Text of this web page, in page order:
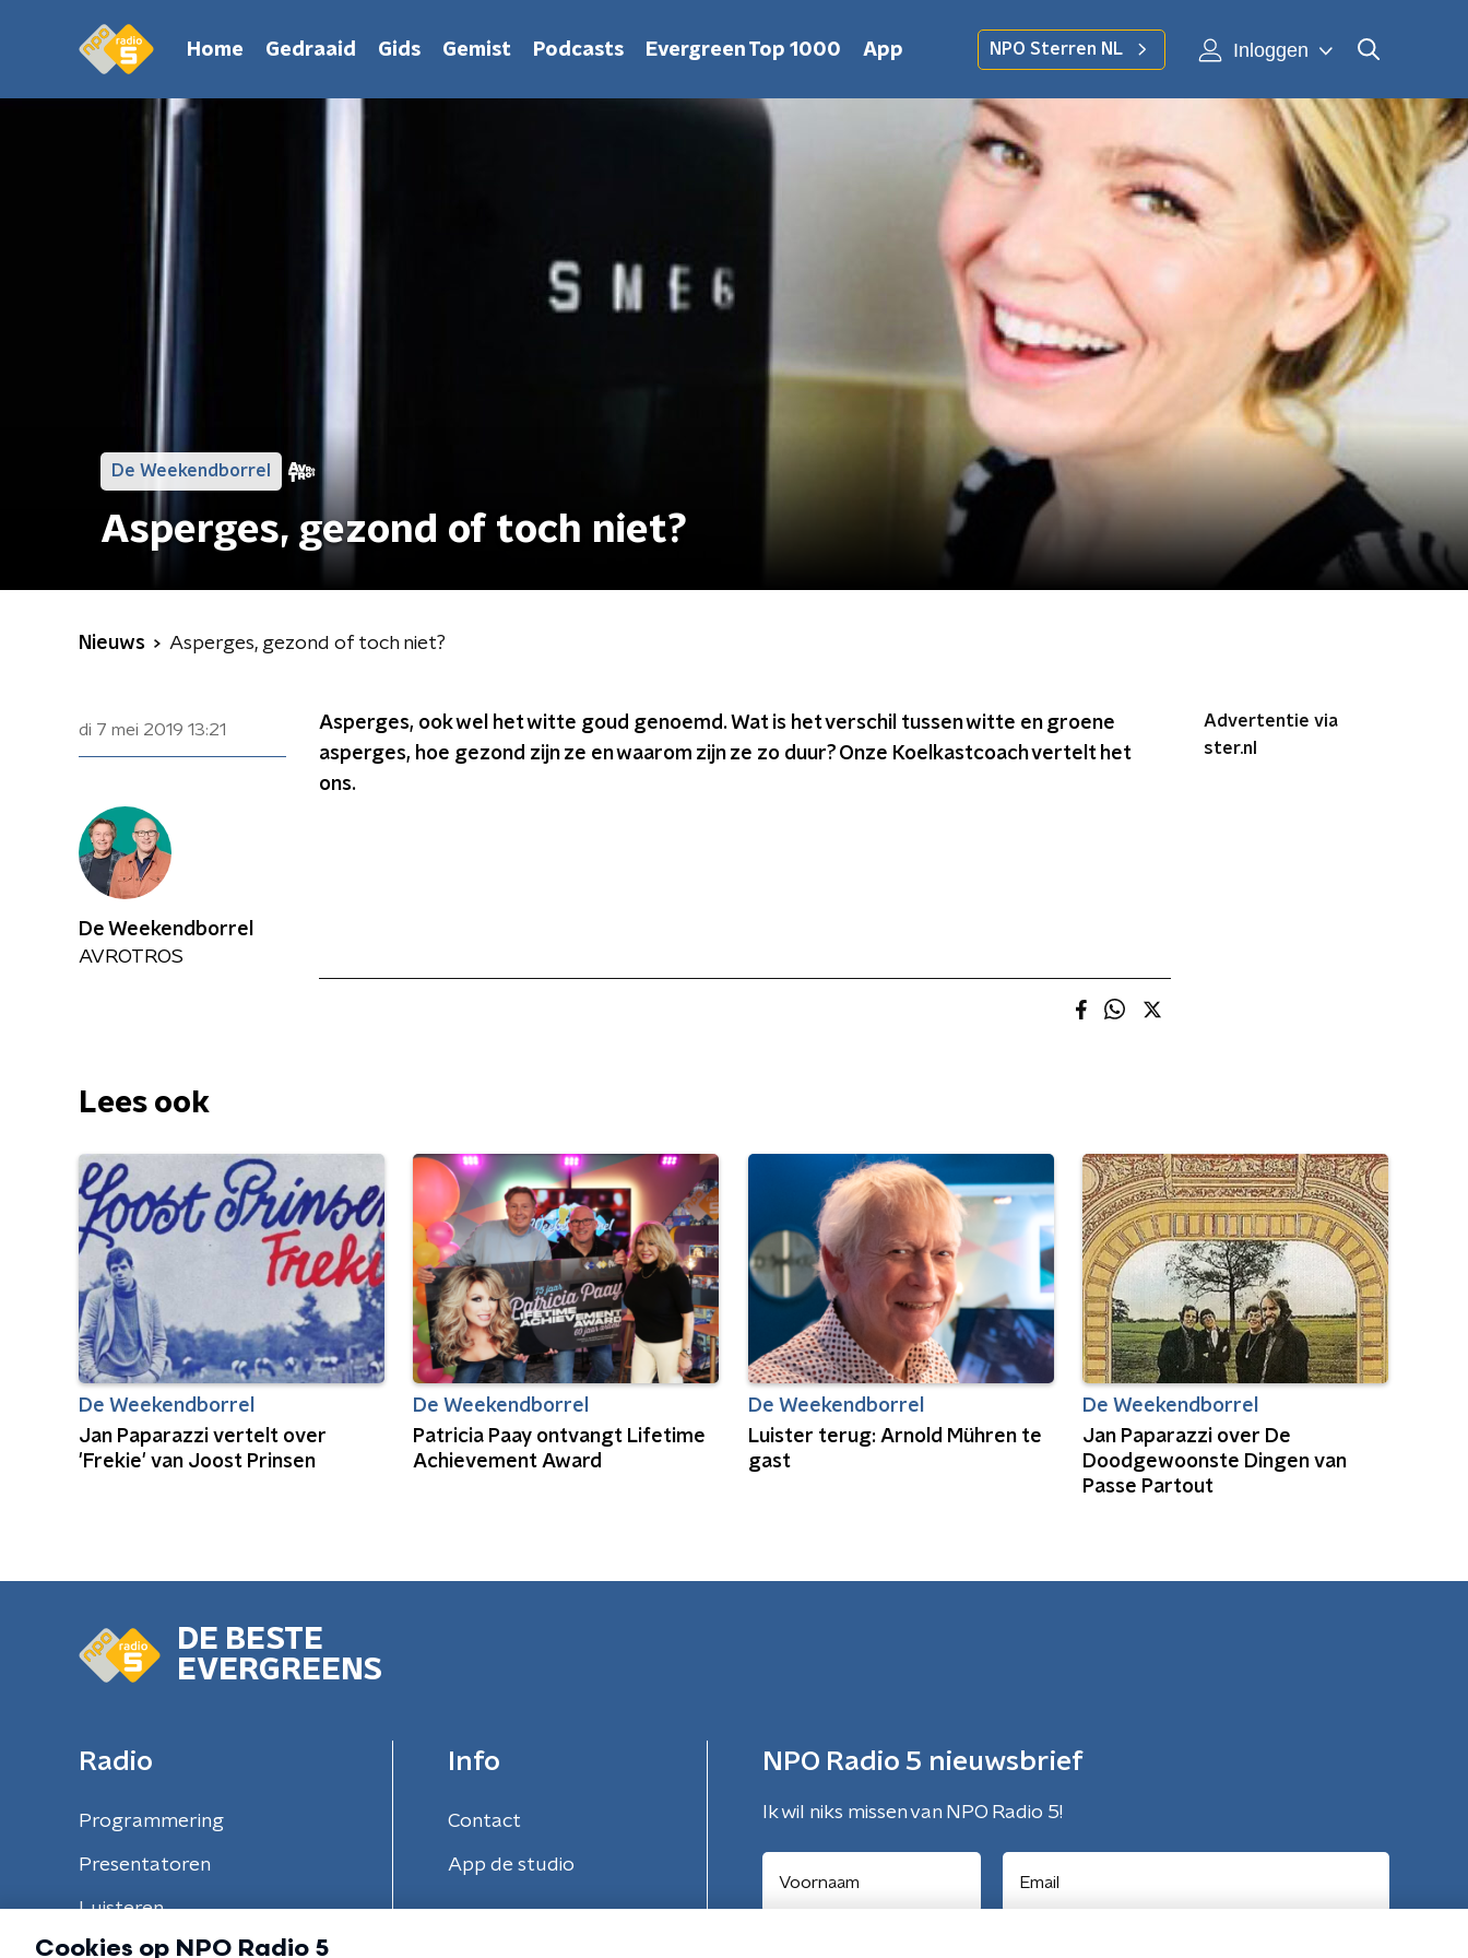
Home Gedraaid Gids Gemist Podcasts Evergreen Top 1000 App NPO Sterren NL Inloggen
De Weekendborrel
Asperges, gezond of toch niet?
Nieuws Asperges, gezond of toch niet?
di 7 mei 2019 13:21
Asperges, ook wel het witte goud genoemd. Wat is het verschil tussen witte en groene
asperges, hoe gezond zijn ze en waarom zijn ze zo duur? Onze Koelkastcoach vertelt het
ons.
Advertentie via
ster.nl
De Weekendborrel
AVROTROS
Lees ook
De Weekendborrel
Jan Paparazzi vertelt over
'Frekie' van Joost Prinsen
De Weekendborrel
Patricia Paay ontvangt Lifetime
Achievement Award
De Weekendborrel
Luister terug: Arnold Mühren te
gast
De Weekendborrel
Jan Paparazzi over De
Doodgewoonste Dingen van
Passe Partout
DE BESTE
EVERGREENS
Radio
Programmering
Presentatoren
Luisteren
Info
Contact
App de studio
NPO Radio 5 nieuwsbrief
Ik wil niks missen van NPO Radio 5!